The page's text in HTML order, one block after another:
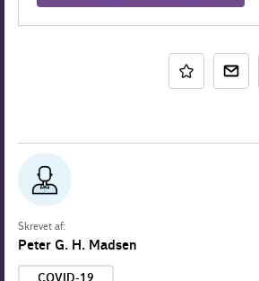
Skrevet af:
Peter G. H. Madsen